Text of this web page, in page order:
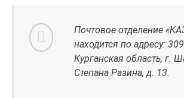
Почтовое отделение
находится по адресу:
Курганская область, г.
Степана Разина, д. 13.